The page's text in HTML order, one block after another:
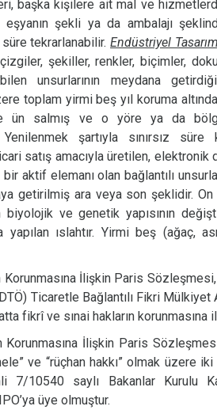
başka kişilere ait mal ve
eşyanın şekli ya da ambalajı
süre tekrarlanabilir.Endüstriyel
şekiller, renkler, biçimler,
unsurlarının meydana
toplam yirmi beş yıl koruma
ün salmış ve o yöre ya da
şartıyla sınırsız süre
satış amacıyla üretilen,
aktif elemanı olan bağlantılı
getirilmiş ara veya son şeklidir. On
biyolojik ve genetik yapısının
yapılan ıslahtır. Yirmi beş (ağaç,
Korunmasına İlişkin Paris
Ticaretle Bağlantılı Fikri
fikrî ve sınai hakların korunmasına
İlişkin Paris
ve “rüçhan hakkı” olmak üzere
7/10540 saylı Bakanlar Kurulu
üye olmuştur.